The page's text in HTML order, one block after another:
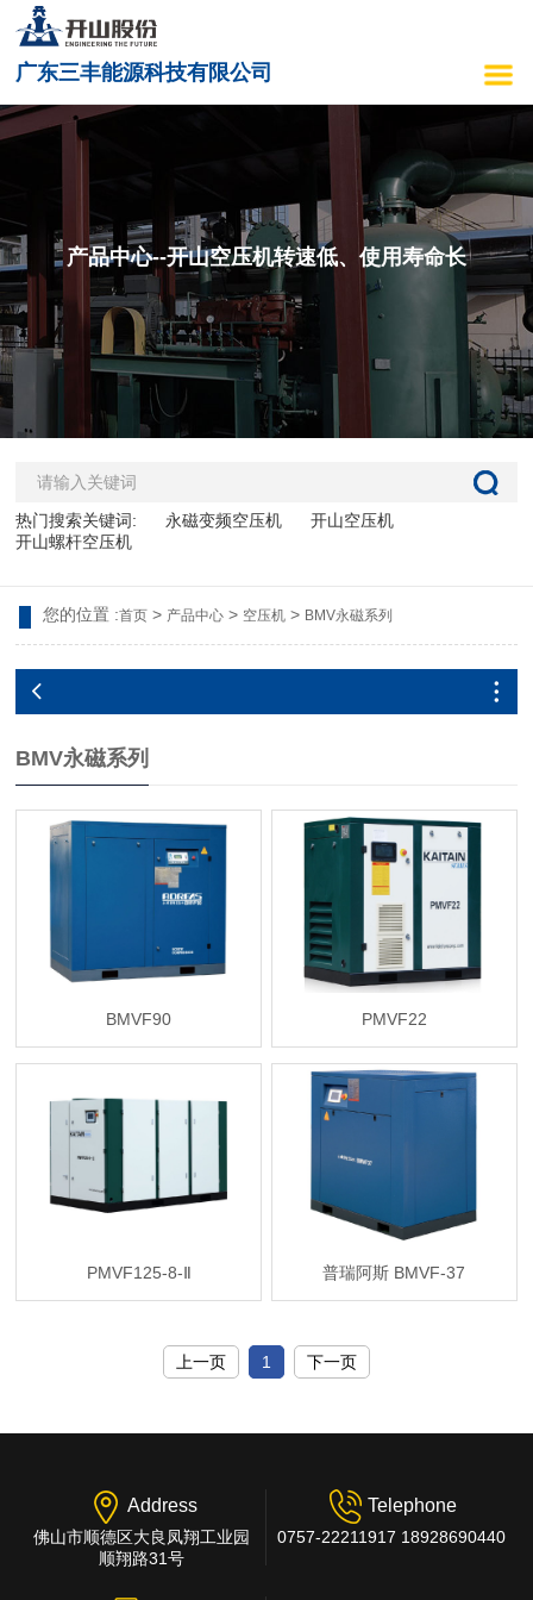
广东三丰能源科技有限公司
产品中心--开山空压机转速低、使用寿命长
热门搜索关键词: 永磁变频空压机
开山空压机
开山螺杆空压机
您的位置 :首页 > 产品中心 > 空压机 > BMV永磁系列
BMV永磁系列
BMVF90 PMVF22
PMVF125-8-Ⅱ 普瑞阿斯 BMVF-37
上一页 1 下一页
Address
佛山市顺德区大良凤翔工业园
顺翔路31号
Telephone
0757-22211917 18928690440